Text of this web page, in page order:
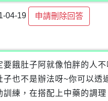
04-19 申請刪除回答
要餓肚子阿就像怕胖的人不
子也不是辦法呀~你可以透
訓練，在搭配上中藥的調理